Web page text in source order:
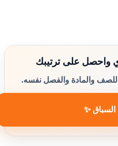
واحصل على ترتيبك
للصف والمادة والفصل نفسه.
السباق ✨